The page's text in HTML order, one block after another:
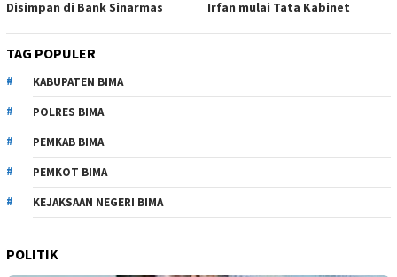
Disimpan di Bank Sinarmas Irfan mulai Tata Kabinet
TAG POPULER
KABUPATEN BIMA
POLRES BIMA
PEMKAB BIMA
PEMKOT BIMA
KEJAKSAAN NEGERI BIMA
POLITIK